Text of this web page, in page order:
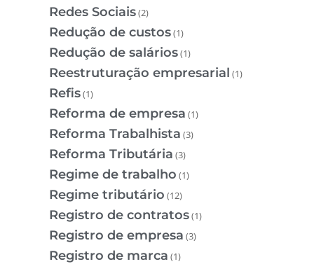
Redes Sociais(2)
Redução de custos(1)
Redução de salários(1)
Reestruturação empresarial (1)
Refis(1)
Reforma de empresa (1)
Reforma Trabalhista (3)
Reforma Tributária (3)
Regime de trabalho (1)
Regime tributário (12)
Registro de contratos(1)
Registro de empresa (3)
Registro de marca (1)